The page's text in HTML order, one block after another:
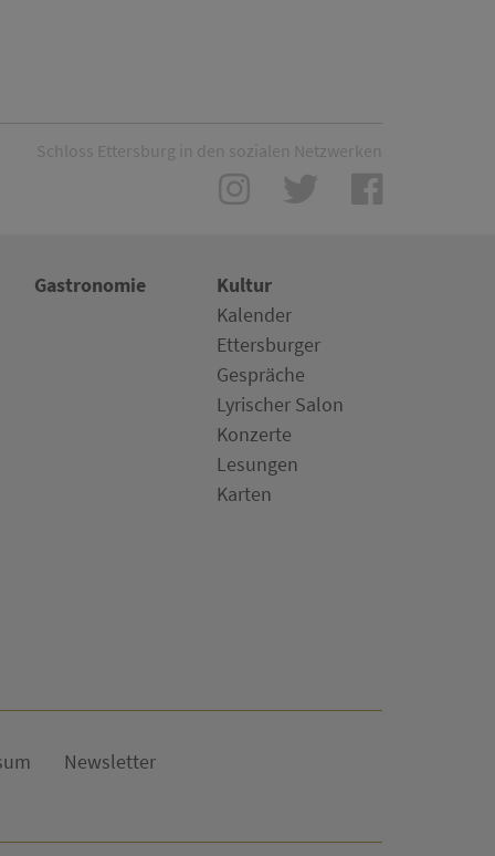
Schloss Ettersburg in den sozialen Netzwerken
Gastronomie
Kultur
Kalender
Ettersburger
Gespräche
Lyrischer Salon
Konzerte
Lesungen
Karten
Newsletter